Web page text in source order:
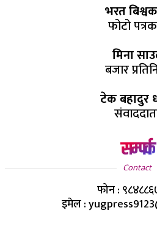
भरत
फोटो
मिना
बजार
टेक बहादुर
सम्पर्क
Contact
फोन :
इमेल :